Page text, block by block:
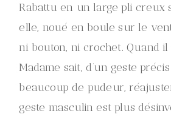
Rabattu en un large pli creux
elle, noué en boule sur le
ni bouton, ni crochet. Quand il
Madame sait, d’un geste
beaucoup de pudeur,
geste masculin est plus